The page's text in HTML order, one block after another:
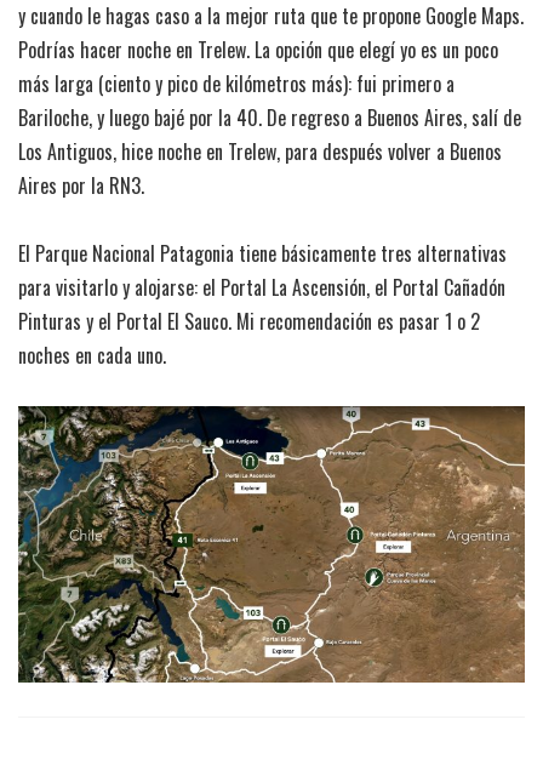
y cuando le hagas caso a la mejor ruta que te propone Google Maps.
Podrías hacer noche en Trelew. La opción que elegí yo es un poco
más larga (ciento y pico de kilómetros más): fui primero a
Bariloche, y luego bajé por la 40. De regreso a Buenos Aires, salí de
Los Antiguos, hice noche en Trelew, para después volver a Buenos
Aires por la RN3.
El Parque Nacional Patagonia tiene básicamente tres alternativas
para visitarlo y alojarse: el Portal La Ascensión, el Portal Cañadón
Pinturas y el Portal El Sauco. Mi recomendación es pasar 1 o 2
noches en cada uno.